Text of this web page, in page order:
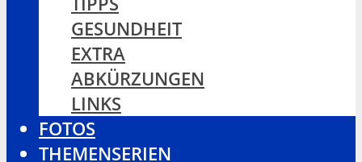
GESUNDHEIT
EXTRA
ABKÜRZUNGEN
LINKS
FOTOS
THEMENSERIEN